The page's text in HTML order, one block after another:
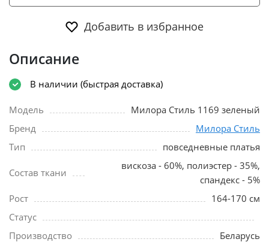
Добавить в избранное
Описание
В наличии (быстрая доставка)
Модель
Милора Стиль 1169 зеленый
Бренд
Милора Стиль
Тип
повседневные платья
Состав ткани
вискоза - 60%, полиэстер - 35%,
спандекс - 5%
Рост
164-170 см
Статус
Производство
Беларусь